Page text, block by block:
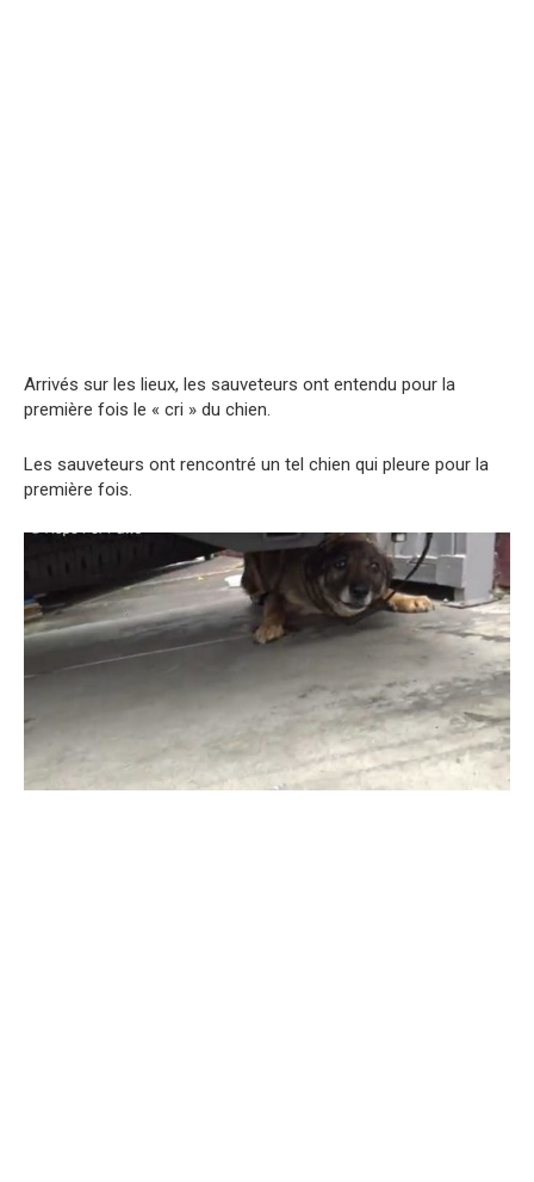
Arrivés sur les lieux, les sauveteurs ont entendu pour la
première fois le « cri » du chien.
Les sauveteurs ont rencontré un tel chien qui pleure pour la
première fois.